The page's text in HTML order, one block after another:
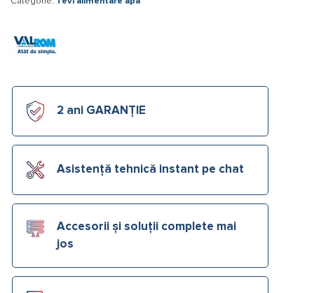
2 ani GARANȚIE
Asistență tehnică instant pe chat
Accesorii și soluții complete mai
jos